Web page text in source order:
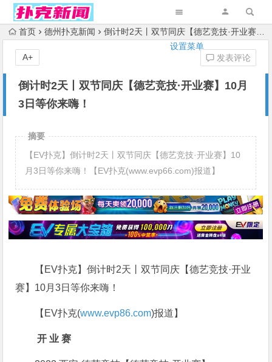
设置菜单
首页 德州扑克新闻 倒计时2天丨双节同庆【德艺竞技·开业赛】10月3日等你来嗨！
倒计时2天丨双节同庆【德艺竞技·开业赛】10月
3日等你来嗨！
发表评论
A+
摘要
【EV扑克】倒计时2天丨双节同庆【德艺竞技·开业赛】10
月3日等你来嗨！【EV扑克(www.evp66.com)报道】
【EV扑克】倒计时2天丨双节同庆【德艺竞技·开业
赛】10月3日等你来嗨！
【EV扑克(www.evp86.com)报道】
开业 赛